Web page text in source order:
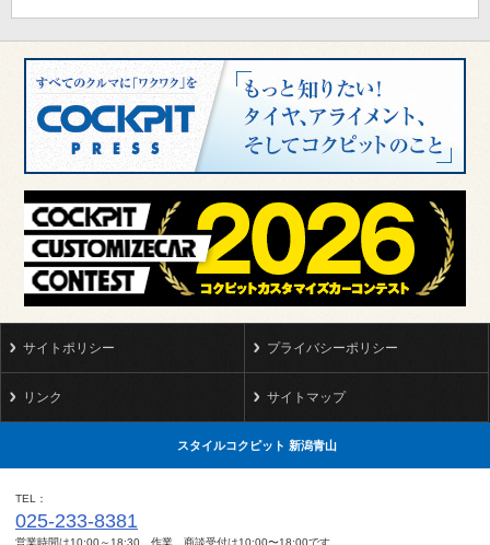
サイトポリシー プライバシーポリシー
リンク サイトマップ
スタイルコクピット 新潟青山
TEL
025-233-8381
営業時間は10:00～18:30 作業、商談受付は10:00〜18:00です。